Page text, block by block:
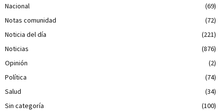
Nacional
(69)
Notas comunidad
(72)
Noticia del día
(221)
Noticias
(876)
Opinión
(2)
Política
(74)
Salud
(34)
Sin categoría
(100)